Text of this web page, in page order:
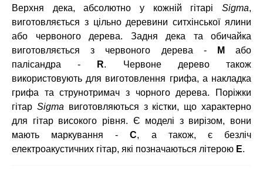
Верхня дека, абсолютно у кожній гітарі Sigma,
виготовляється з цільно деревини ситхінської ялини
або червоного дерева. Задня дека та обичайка
виготовляється з червоного дерева -
М
або
палісандра -
R. Червоне дерево також
використовують для виготовлення грифа, а накладка
грифа та струнотримач з чорного дерева. Поріжки
гітар Sigma виготовляються з кістки, що характерно
для гітар високого рівня. Є моделі з вирізом, вони
мають маркування -С, а також, є безліч
електроакустичних гітар, які позначаються літерою Е.